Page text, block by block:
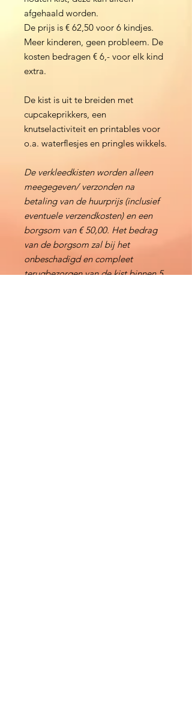
afgehaald worden.
De prijs is € 62,50 voor 6 kindjes.
Meer kinderen, geen probleem. De
kosten bedragen € 6,- voor elk kind
extra.
De kist is uit te breiden met
cupcakeprikkers, een
knutselactiviteit en printables voor
o.a. waterflesjes en pringles wikkels.
De verkleedkisten worden alleen
meegegeven/ verzonden na
betaling van de huurprijs (inclusief
eventuele verzendkosten) en een
borgsom van € 50,00. Het bedrag
van de borgsom zal bij het
onbeschadigd en compleet
terugbezorgen van de kist binnen 5